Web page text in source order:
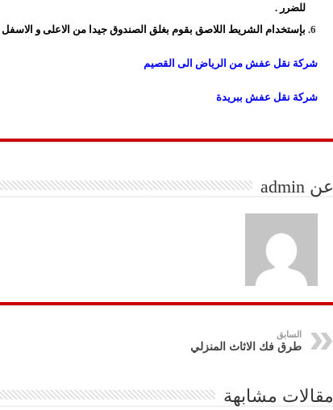
للضرر .
بإستخدام الشريط اللاصق بقوم بغلق الصندوق جيدا من الاعلى و
شركة نقل عفش من الرياض الى القصيم
شركة نقل عفش ببريدة
عن admin
السابق
طرق فك الاثاث المنزلي
مقالات مشابهة